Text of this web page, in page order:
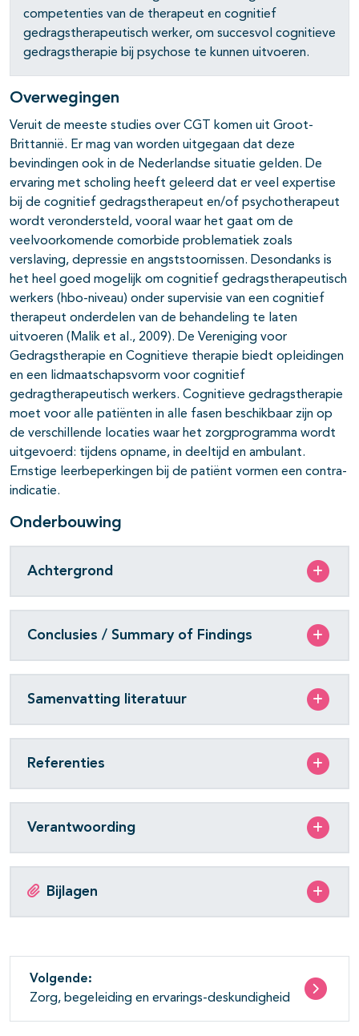
competenties van de therapeut en cognitief
gedragstherapeutisch werker, om succesvol cognitieve
gedragstherapie bij psychose te kunnen uitvoeren.
Overwegingen
Veruit de meeste studies over CGT komen uit Groot-
Brittannië. Er mag van worden uitgegaan dat deze
bevindingen ook in de Nederlandse situatie gelden. De
ervaring met scholing heeft geleerd dat er veel expertise
bij de cognitief gedragstherapeut en/of psychotherapeut
wordt verondersteld, vooral waar het gaat om de
veelvoorkomende comorbide problematiek zoals
verslaving, depressie en angststoornissen. Desondanks is
het heel goed mogelijk om cognitief gedragstherapeutisch
werkers (hbo-niveau) onder supervisie van een cognitief
therapeut onderdelen van de behande­ling te laten
uitvoeren (Malik et al., 2009). De Vereniging voor
Gedragsthe­rapie en Cognitieve therapie biedt opleidingen
en een lidmaatschapsvorm voor cognitief
gedragtherapeutisch werkers. Cognitieve gedragstherapie
moet voor alle patiënten in alle fasen beschikbaar zijn op
de verschillende locaties waar het zorgprogramma wordt
uitgevoerd: tijdens opname, in deeltijd en ambulant.
Ernstige leerbeperkingen bij de patiënt vormen een contra-
indicatie.
Onderbouwing
Achtergrond
Conclusies / Summary of Findings
Samenvatting literatuur
Referenties
Verantwoording
Bijlagen
Volgende:
Zorg, begeleiding en ervarings-deskundigheid